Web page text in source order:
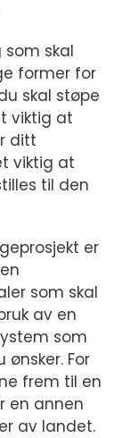
skal
former for
skal støpe
viktig at
ditt
viktig at
til den
er
som skal
av en
som
For
frem til en
en annen
av landet.